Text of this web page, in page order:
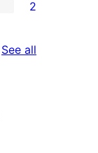
2
See all